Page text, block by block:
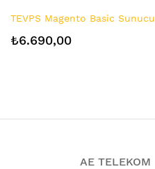
TEVPS Magento Basic Sunucu
₺6.690,00
AE TELEKOM